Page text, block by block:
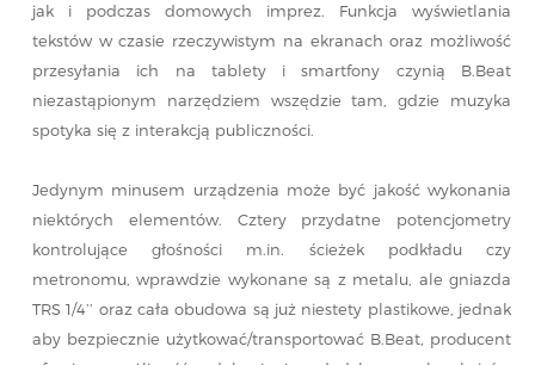
jak i podczas domowych imprez. Funkcja wyświetlania
tekstów w czasie rzeczywistym na ekranach oraz możliwość
przesyłania ich na tablety i smartfony czynią B.Beat
niezastąpionym narzędziem wszędzie tam, gdzie muzyka
spotyka się z interakcją publiczności.
Jedynym minusem urządzenia może być jakość wykonania
niektórych elementów. Cztery przydatne potencjometry
kontrolujące głośności m.in. ścieżek podkładu czy
metronomu, wprawdzie wykonane są z metalu, ale gniazda
TRS 1/4’’ oraz cała obudowa są już niestety plastikowe, jednak
aby bezpiecznie użytkować/transportować B.Beat, producent